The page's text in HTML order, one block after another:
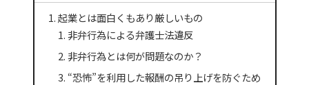
起業とは面白くもあり厳しいもの
非弁行為による弁護士法違反
非弁行為とは何が問題なのか？
“恐怖”を利用した報酬の吊り上げを防ぐため